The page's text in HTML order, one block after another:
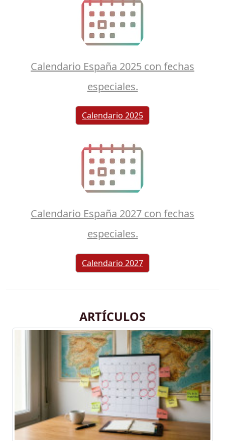
Calendario España 2025 con fechas
especiales.
Calendario 2025
Calendario España 2027 con fechas
especiales.
Calendario 2027
ARTÍCULOS